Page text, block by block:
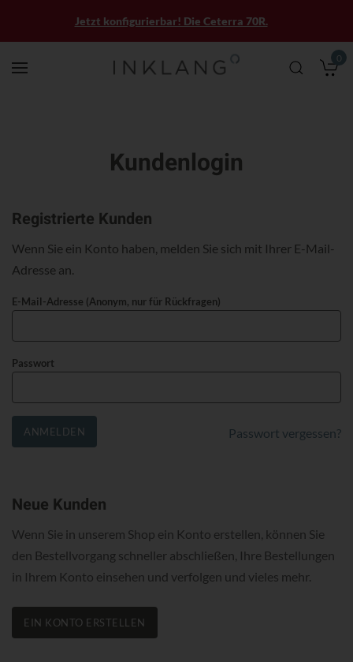
0
Jetzt konfigurierbar! Die Ceterra 70R.
Kundenlogin
Registrierte Kunden
Wenn Sie ein Konto haben, melden Sie sich mit Ihrer E-Mail-
Adresse an.
E-Mail-Adresse (Anonym, nur für Rückfragen)
Passwort
ANMELDEN Passwort vergessen?
Neue Kunden
Wenn Sie in unserem Shop ein Konto erstellen, können Sie
den Bestellvorgang schneller abschließen, Ihre Bestellungen
in Ihrem Konto einsehen und verfolgen und vieles mehr.
EIN KONTO ERSTELLEN